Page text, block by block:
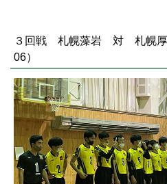
３回戦 札幌藻岩 対 札幌厚
06）